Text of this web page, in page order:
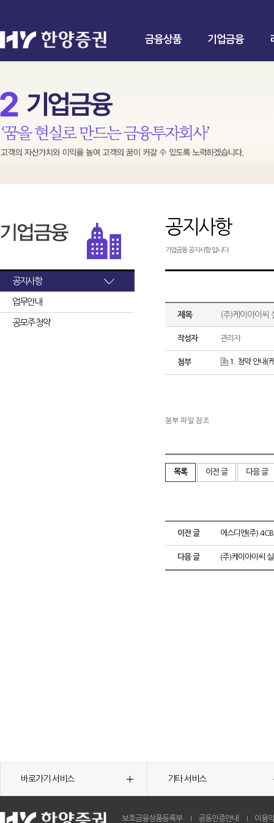
금융상품 기업금융
공지사항
업무안내
공모주 청약
공지사항
기업금융 공지사항 입니다.
제목 (주)케이아이씨
작성자 관리자
첨부 1. 청약 안내(
첨부 파일 참조
목록 이전 글 다음 글
이전 글 에스디엔(주)
다음 글 (주)케이아이씨
바로가기 서비스 기타 서비스
보호금융상품등록부 공동인증안내 이용